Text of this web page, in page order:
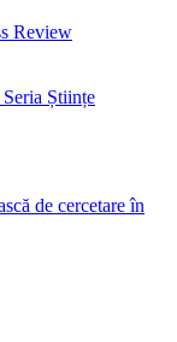
Review
Științe
de cercetare în